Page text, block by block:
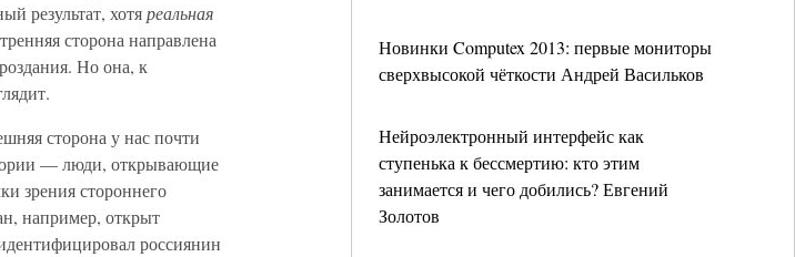
Новинки Computex 2013: первые мониторы
сверхвысокой чёткости Андрей Васильков
Нейроэлектронный интерфейс как
ступенька к бессмертию: кто этим
занимается и чего добились? Евгений
Золотов
результат, хотяреальная
сторона направлена
Но она, к
сторона у нас почти
— люди, открывающие
зрения стороннего
например, открыт
россиянин